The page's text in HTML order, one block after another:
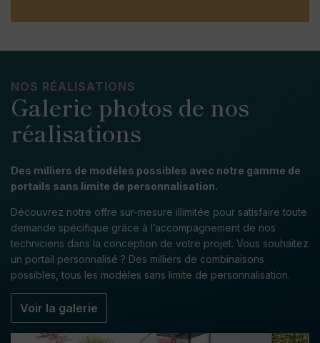
NOS RÉALISATIONS
Galerie photos de nos
réalisations
Des milliers de modèles possibles avec notre gamme de
portails sans limite de personnalisation.
Découvrez notre offre sur-mesure illimitée pour satisfaire toute
demande spécifique grâce à l’accompagnement de nos
techniciens dans la conception de votre projet. Vous souhaitez
un portail personnalisé ? Des milliers de combinaisons
possibles, tous les modèles sans limite de personnalisation.
Voir la galerie